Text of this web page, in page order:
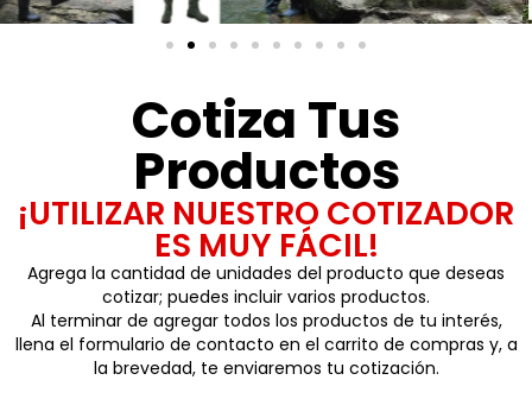
Cotiza Tus
Productos
¡UTILIZAR NUESTRO COTIZADOR
ES MUY FÁCIL!
Agrega la cantidad de unidades del producto que deseas
cotizar; puedes incluir varios productos.
Al terminar de agregar todos los productos de tu interés,
llena el formulario de contacto en el carrito de compras y, a
la brevedad, te enviaremos tu cotización.